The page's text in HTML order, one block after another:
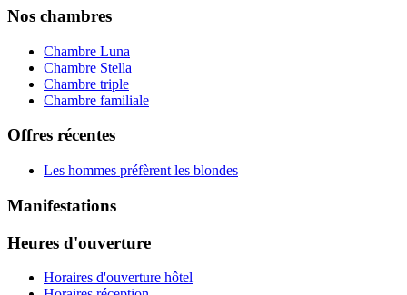
Nos chambres
Chambre Luna
Chambre Stella
Chambre triple
Chambre familiale
Offres récentes
Les hommes préfèrent les blondes
Manifestations
Heures d'ouverture
Horaires d'ouverture hôtel